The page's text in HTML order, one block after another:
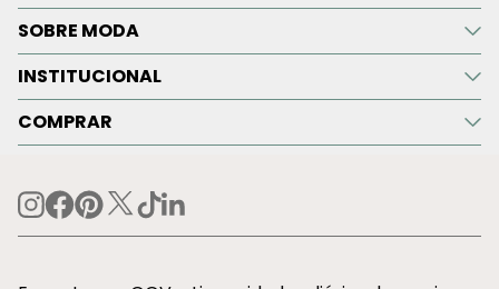
SOBRE MODA
INSTITUCIONAL
COMPRAR